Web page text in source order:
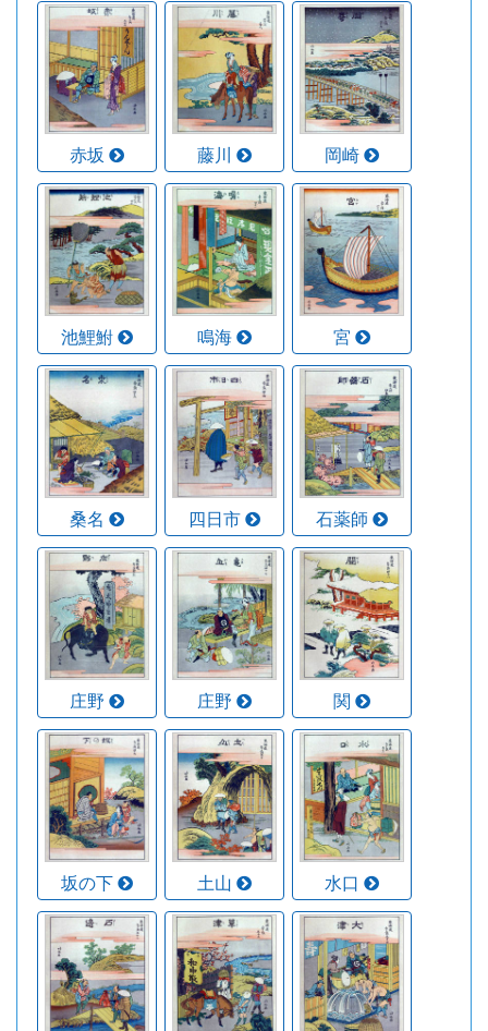
赤坂 藤川 岡崎
池鯉鮒 鳴海 宮
桑名 四日市 石薬師
庄野 庄野 関
坂の下 土山 水口